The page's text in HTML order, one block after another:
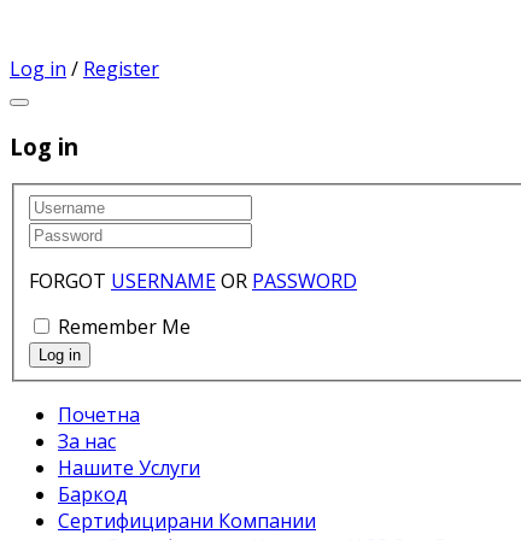
Log in / Register
Log in
FORGOT USERNAMEOR PASSWORD
Remember Me
Почетна
За нас
Нашите Услуги
Баркод
Сертифицирани Компании